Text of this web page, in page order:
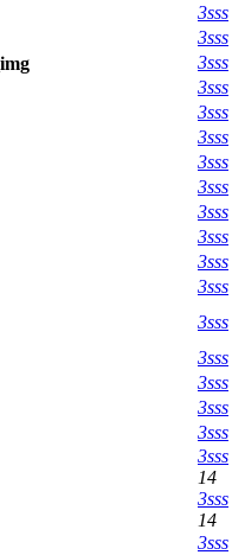
3sss
3sss
3sss
3sss
3sss
3sss
3sss
3sss
3sss
3sss
3sss
3sss
3sss
3sss
3sss
3sss
3sss
3sss
14
3sss
14
3sss